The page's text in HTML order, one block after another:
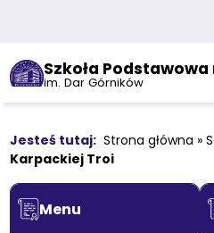
Szkoła Podstawowa
im. Dar Górników
Strona główna »
Karpackiej Troi
Menu